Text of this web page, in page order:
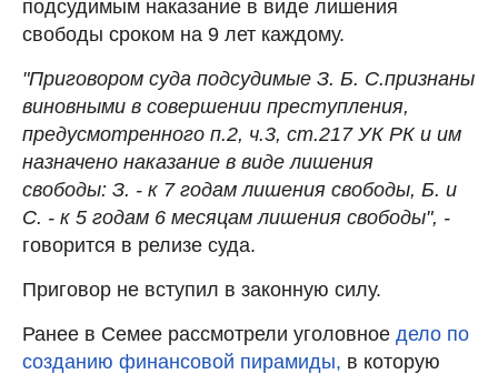
подсудимым наказание в виде лишения
свободы сроком на 9 лет каждому.
"Приговором суда подсудимые З. Б. С.признаны
виновными в совершении преступления,
предусмотренного п.2, ч.3, ст.217 УК РК и им
назначено наказание в виде лишения
свободы: З. - к 7 годам лишения свободы, Б. и
С. - к 5 годам 6 месяцам лишения свободы", -
говорится в релизе суда.
Приговор не вступил в законную силу.
Ранее в Семее рассмотрели уголовное дело по
созданию финансовой пирамиды, в которую